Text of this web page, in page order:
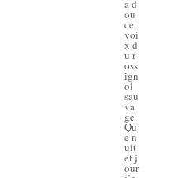
a d
ou
ce
voi
x d
u r
oss
ign
ol
sau
va
ge
Qu
e n
uit
et j
our